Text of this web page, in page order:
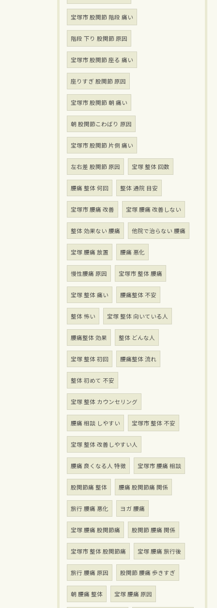
宝塚市 股関節 階段 痛い
階段 下り 股関節 原因
宝塚市 股関節 座る 痛い
座りすぎ 股関節 原因
宝塚市 股関節 朝 痛い
朝 股関節こわばり 原因
宝塚市 股関節 片側 痛い
左右差 股関節 原因 宝塚 整体 回数
腰痛 整体 何回 整体 通院 目安
宝塚市 腰痛 改善 宝塚 腰痛 改善しない
整体 効果ない 腰痛 他院で治らない 腰痛
宝塚 腰痛 放置 腰痛 悪化
慢性腰痛 原因 宝塚市 整体 腰痛
宝塚 整体 痛い 腰痛整体 不安
整体 怖い 宝塚 整体 向いている人
腰痛整体 効果 整体 どんな人
宝塚 整体 初回 腰痛整体 流れ
整体 初めて 不安
宝塚 整体 カウンセリング
腰痛 相談 しやすい 宝塚市 整体 不安
宝塚 整体 改善しやすい人
腰痛 良くなる人 特徴 宝塚市 腰痛 相談
股関節痛 整体 腰痛 股関節痛 関係
旅行 腰痛 悪化 ヨガ 腰痛
宝塚 腰痛 股関節痛 股関節 腰痛 関係
宝塚市 整体 股関節痛 宝塚 腰痛 旅行後
旅行 腰痛 原因 股関節 腰痛 歩きすぎ
朝 腰痛 整体 宝塚 腰痛 原因